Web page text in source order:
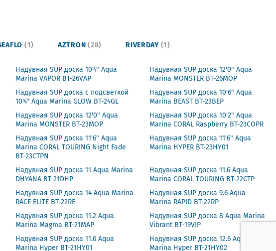
(1) AZTRON(28) RIVERDAY(1)
Надувная SUP доска 10'4" Aqua
Marina VAPOR BT-26VAP
Надувная SUP доска 12'0" Aqua
Marina MONSTER BT-26MOP
Надувная SUP доска с подсветкой
10'4" Aqua Marina GLOW BT-24GL
Надувная SUP доска 10'6" Aqua
Marina BEAST BT-23BEP
Надувная SUP доска 12'0" Aqua
Marina MONSTER BT-23MOP
Надувная SUP доска 10'2" Aqua
Marina CORAL Raspberry BT-23COPR
Надувная SUP доска 11'6" Aqua
Marina CORAL TOURING Night Fade
BT-23CTPN
Надувная SUP доска 11'6" Aqua
Marina HYPER BT-23HY01
Надувная SUP доска 11 Aqua Marina
DHYANA BT-21DHP
Надувная SUP доска 11.6 Aqua
Marina CORAL TOURING BT-22CTP
Надувная SUP доска 14 Aqua Marina
RACE ELITE BT-22RE
Надувная SUP доска 9.6 Aqua
Marina RAPID BT-22RP
Надувная SUP доска 11.2 Aqua
Marina Magma BT-21MAP
Надувная SUP доска 8 Aqua Marina
Vibrant BT-19VIP
Надувная SUP доска 11.6 Aqua
Marina Hyper BT-21HY01
Надувная SUP доска 12.6 Aqua
Marina Hyper BT-21HY02